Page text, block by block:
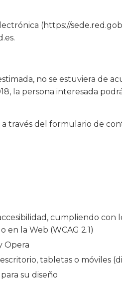
(https://
no se estuviera de
la persona interesada
través del formulario de
cumpliendo con
en la Web (WCAG 2.1)
Opera
tabletas o móviles
su diseño